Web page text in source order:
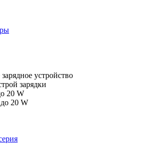
устройство
зарядки
20 W
20 W